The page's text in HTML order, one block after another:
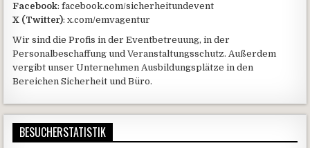
Facebook: facebook.com/sicherheitundevent
X (Twitter): x.com/emvagentur
Wir sind die Profis in der Eventbetreuung, in der
Personalbeschaffung und Veranstaltungsschutz. Außerdem
vergibt unser Unternehmen Ausbildungsplätze in den
Bereichen Sicherheit und Büro.
BESUCHERSTATISTIK